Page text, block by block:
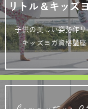
リトル＆キッズ
子供の美しい姿勢作
キッズヨガ資格講座